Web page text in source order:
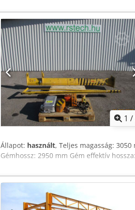
1 /
Állapot: használt, Teljes magasság:
Gémhossz: 2950 mm Gém effektív